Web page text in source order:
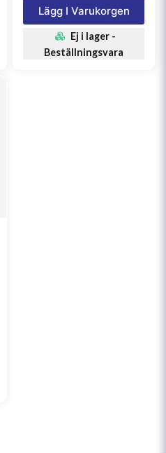
Lägg I Varukorgen
Ej i lager -
Beställningsvara